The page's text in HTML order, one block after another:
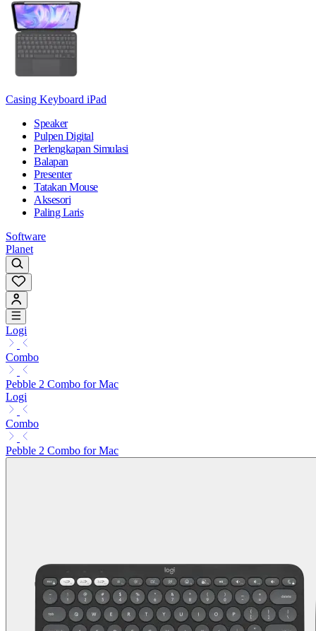
Casing Keyboard iPad
Speaker
Pulpen Digital
Perlengkapan Simulasi
Balapan
Presenter
Tatakan Mouse
Aksesori
Paling Laris
Software
Planet
Logi
Combo
Pebble 2 Combo for Mac
Logi
Combo
Pebble 2 Combo for Mac